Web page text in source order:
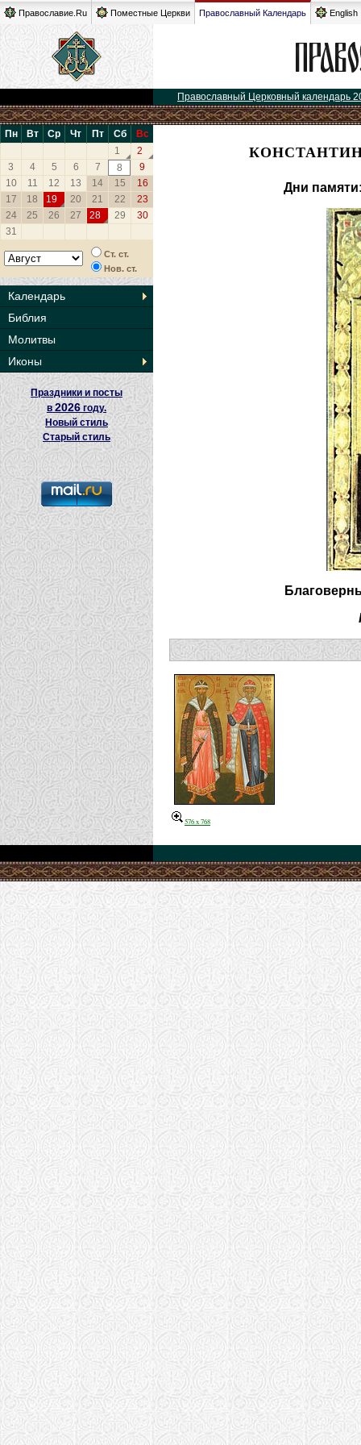
Православие.Ru Поместные Церкви Православный Календарь English
Православный Церковный календарь
Пн Вт Ср Чт Пт Сб
Вс
1
2
3
4 5 6 7 8
9
10
11 12 13 14 15
16
17
18 19 20 21 22
23
24
25 26 27 28 29
30
31
Ст. ст.
Нов. ст.
Календарь
Библия
Молитвы
Иконы
Праздники и посты
в2026 году.
Новый стиль
Старый стиль
Дни
576 x 768